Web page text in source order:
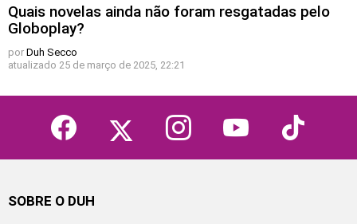
Quais novelas ainda não foram resgatadas pelo
Globoplay?
por Duh Secco
atualizado 25 de março de 2025, 22:21
facebook instagram tiktok
SOBRE O DUH